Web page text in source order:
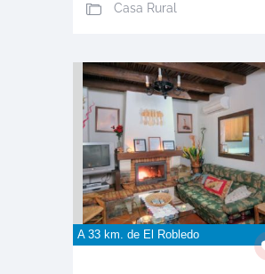
Casa Rural
A 33 km. de El Robledo